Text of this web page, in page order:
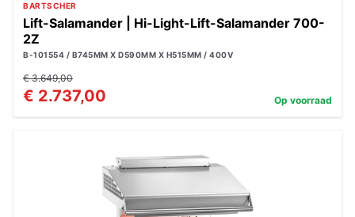
BARTSCHER
Lift-Salamander | Hi-Light-Lift-Salamander 700-
2Z
B-101554 / B745MM X D590MM X H515MM / 400V
€ 3.649,00
€ 2.737,00 Op voorraad